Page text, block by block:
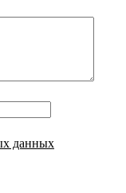
данных